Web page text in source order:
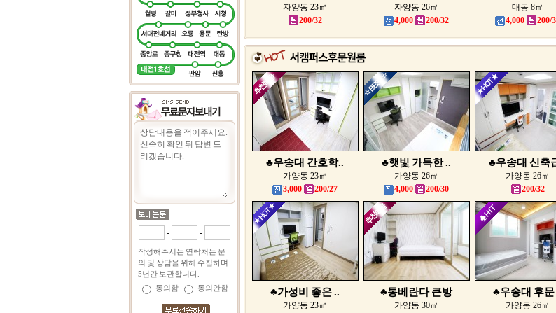
- -
작성해주시는 연락처는 문
의 및 상담을 위해 수집하며
5년간 보관합니다.
동의함
동의안함
자양동 23㎡
200/32
자양동 26㎡
4,000
200/32
대동 8㎡
4,000
200/
♣우송대 간호학..
가양동 23㎡
3,000
200/27
♣햇빛 가득한 ..
가양동 26㎡
4,000
200/30
♣우송대 신축
가양동 26㎡
200/32
♣가성비 좋은 ..
가양동 23㎡
♣통베란다 큰방
가양동 30㎡
♣우송대 후문
가양동 26㎡